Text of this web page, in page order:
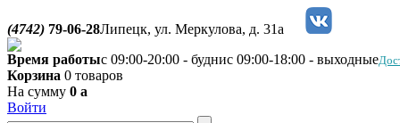
(4742) 79-06-28Липецк, ул. Меркулова, д. 31а
Время работыс 09:00-20:00 - буднис 09:00-18:00 - выходные
Корзина 0 товаров
На сумму 0 a
Войти